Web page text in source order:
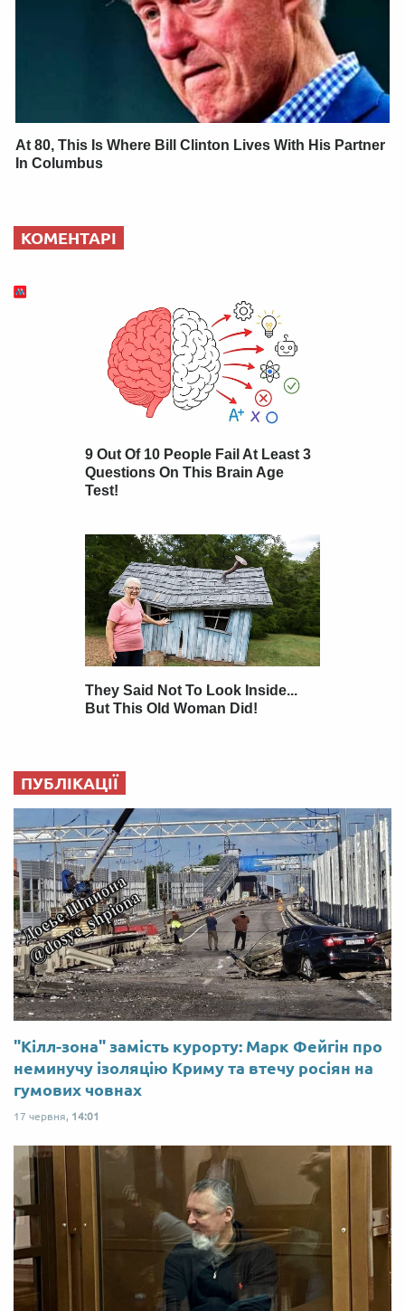
At 80, This Is Where Bill Clinton Lives With His Partner
In Columbus
КОМЕНТАРІ
ПУБЛІКАЦІЇ
"Кілл-зона" замість курорту: Марк Фейгін про
неминучу ізоляцію Криму та втечу росіян на
гумових човнах
17 червня, 14:01